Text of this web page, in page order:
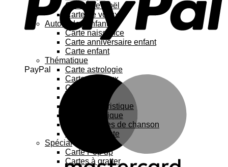
PayPal
Cartes de Noël
Carte de vœux
Autour de l’enfant
Carte naissance
Carte anniversaire enfant
Carte enfant
Thématique
Carte astrologie
Carte Animaux
Carte chat
Carte humoristique
Carte botanique
Carte Paroles de chanson
Carte féministe
Spécial
Carte Pop up
Cartes à gratter